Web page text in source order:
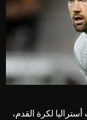
لكرة القدم،